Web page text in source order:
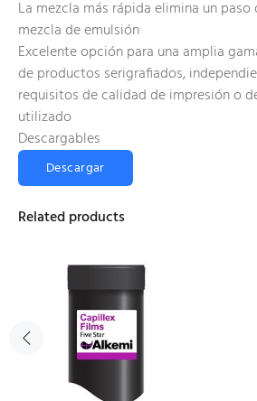
La mezcla más rápida elimina un
mezcla de emulsión
Excelente opción para una amplia
de productos serigrafiados,
requisitos de calidad de impresión o
utilizado
Descargables
Descargar
Related products